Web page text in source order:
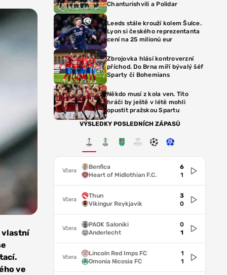
vlastní
ve
Chanturishvili a Polidar
Leeds stále krouží kolem Šulce.
Lyon si českého reprezentanta
cení na 25 milionů eur
Zbrojovka hlásí kontroverzní
příchod. Do Brna míří bývalý šéf
Sparty či Bohemians
Někdo musí z kola ven. Tito
hráči by ještě v létě mohli
opustit pražskou Spartu
VÝSLEDKY POSLEDNÍCH ZÁPASŮ
Včera
Benfica
Heart of Midlothian F.C.
6
1
Včera
Thun
Vikingur Reykjavik
3
0
Včera
PAOK Saloniki
Anderlecht
0
1
Včera
Lincoln Red Imps FC
Omonia Nicosia FC
1
1